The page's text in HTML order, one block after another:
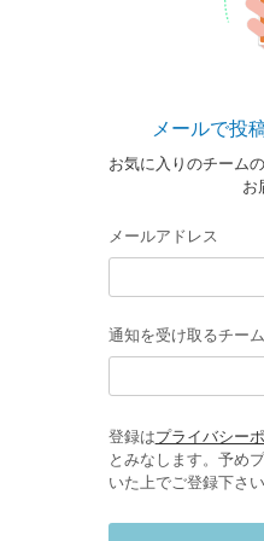
メールで投
お気に入りのチーム
お
メールアドレス
通知を受け取るチーム
登録はプライバシー
とみなします。予め
いた上でご登録下さい